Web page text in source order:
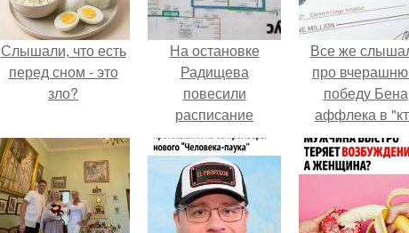
Слышали, что есть
перед сном - это
зло?
На остановке
Радищева
повесили
расписание
автобусов вверх
ногами?
Все же
про
победу Бена
аффлека в
хочет стать